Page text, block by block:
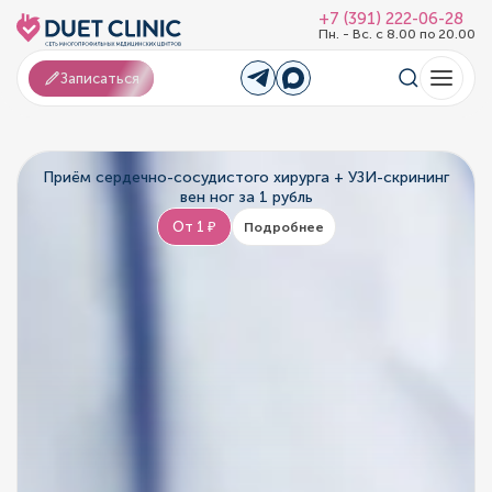
+7 (391) 222-06-28
Пн. - Вс. с 8.00 по 20.00
Записаться
Приём сердечно-сосудистого хирурга + УЗИ-скрининг
вен ног за 1 рубль
От 1 ₽ Подробнее